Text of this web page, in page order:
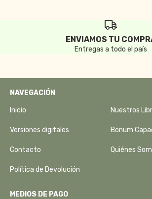
ENVIAMOS TU
Entregas a todo el país
NAVEGACIÓN
Inicio Nuestros
Versiones digitales Bonum
Contacto Quiénes
Política de Devolución
MEDIOS DE PAGO